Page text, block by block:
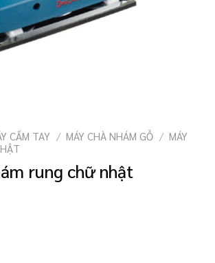
CẦM TAY / MÁY CHÀ NHÁM GỖ / MÁY
rung chữ nhật